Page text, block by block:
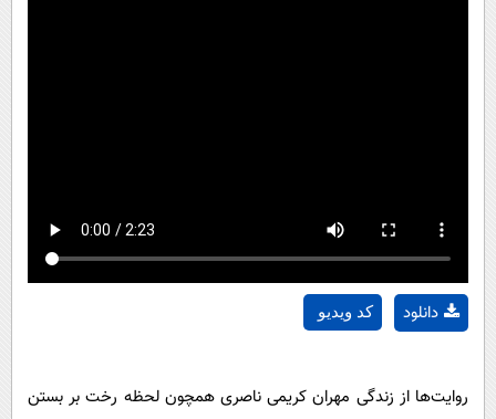
کد ویدیو دانلود
روایت‌ها از زندگی مهران کریمی ناصری همچون لحظه رخت بر بستن